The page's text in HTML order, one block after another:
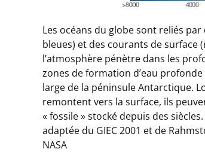
Les océans du globe sont reliés
bleues) et des courants de surface
l’atmosphère pénètre dans les
zones de formation d’eau
large de la péninsule Antarctique.
remontent vers la surface, ils
« fossile » stocké depuis des
adaptée du GIEC 2001 et de
NASA